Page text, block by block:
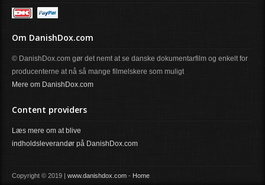
Om DanishDox.com
© DanishDox.com gør det nemt at se danske dokumentarfilm og enkelt for
producenterne at nå så mange filmelskere som muligt
Mere om DanishDox.com
Content providers
Læs mere om at blive
indholdsleverandør på DanishDox.com
Copyright © 2019 | www.danishdox.com - Home